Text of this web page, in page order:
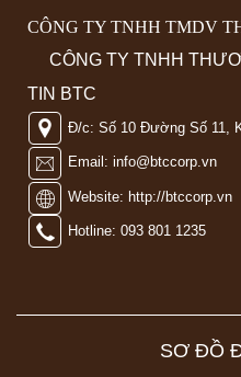
CÔNG TY TNHH TMDV
CÔNG TY TNHH
TIN BTC
Đ/c: Số 10 Đường Số 11,
Email: info@btccorp.vn
Website: http://btccorp.vn
Hotline: 093 801 1235
SƠ ĐỒ